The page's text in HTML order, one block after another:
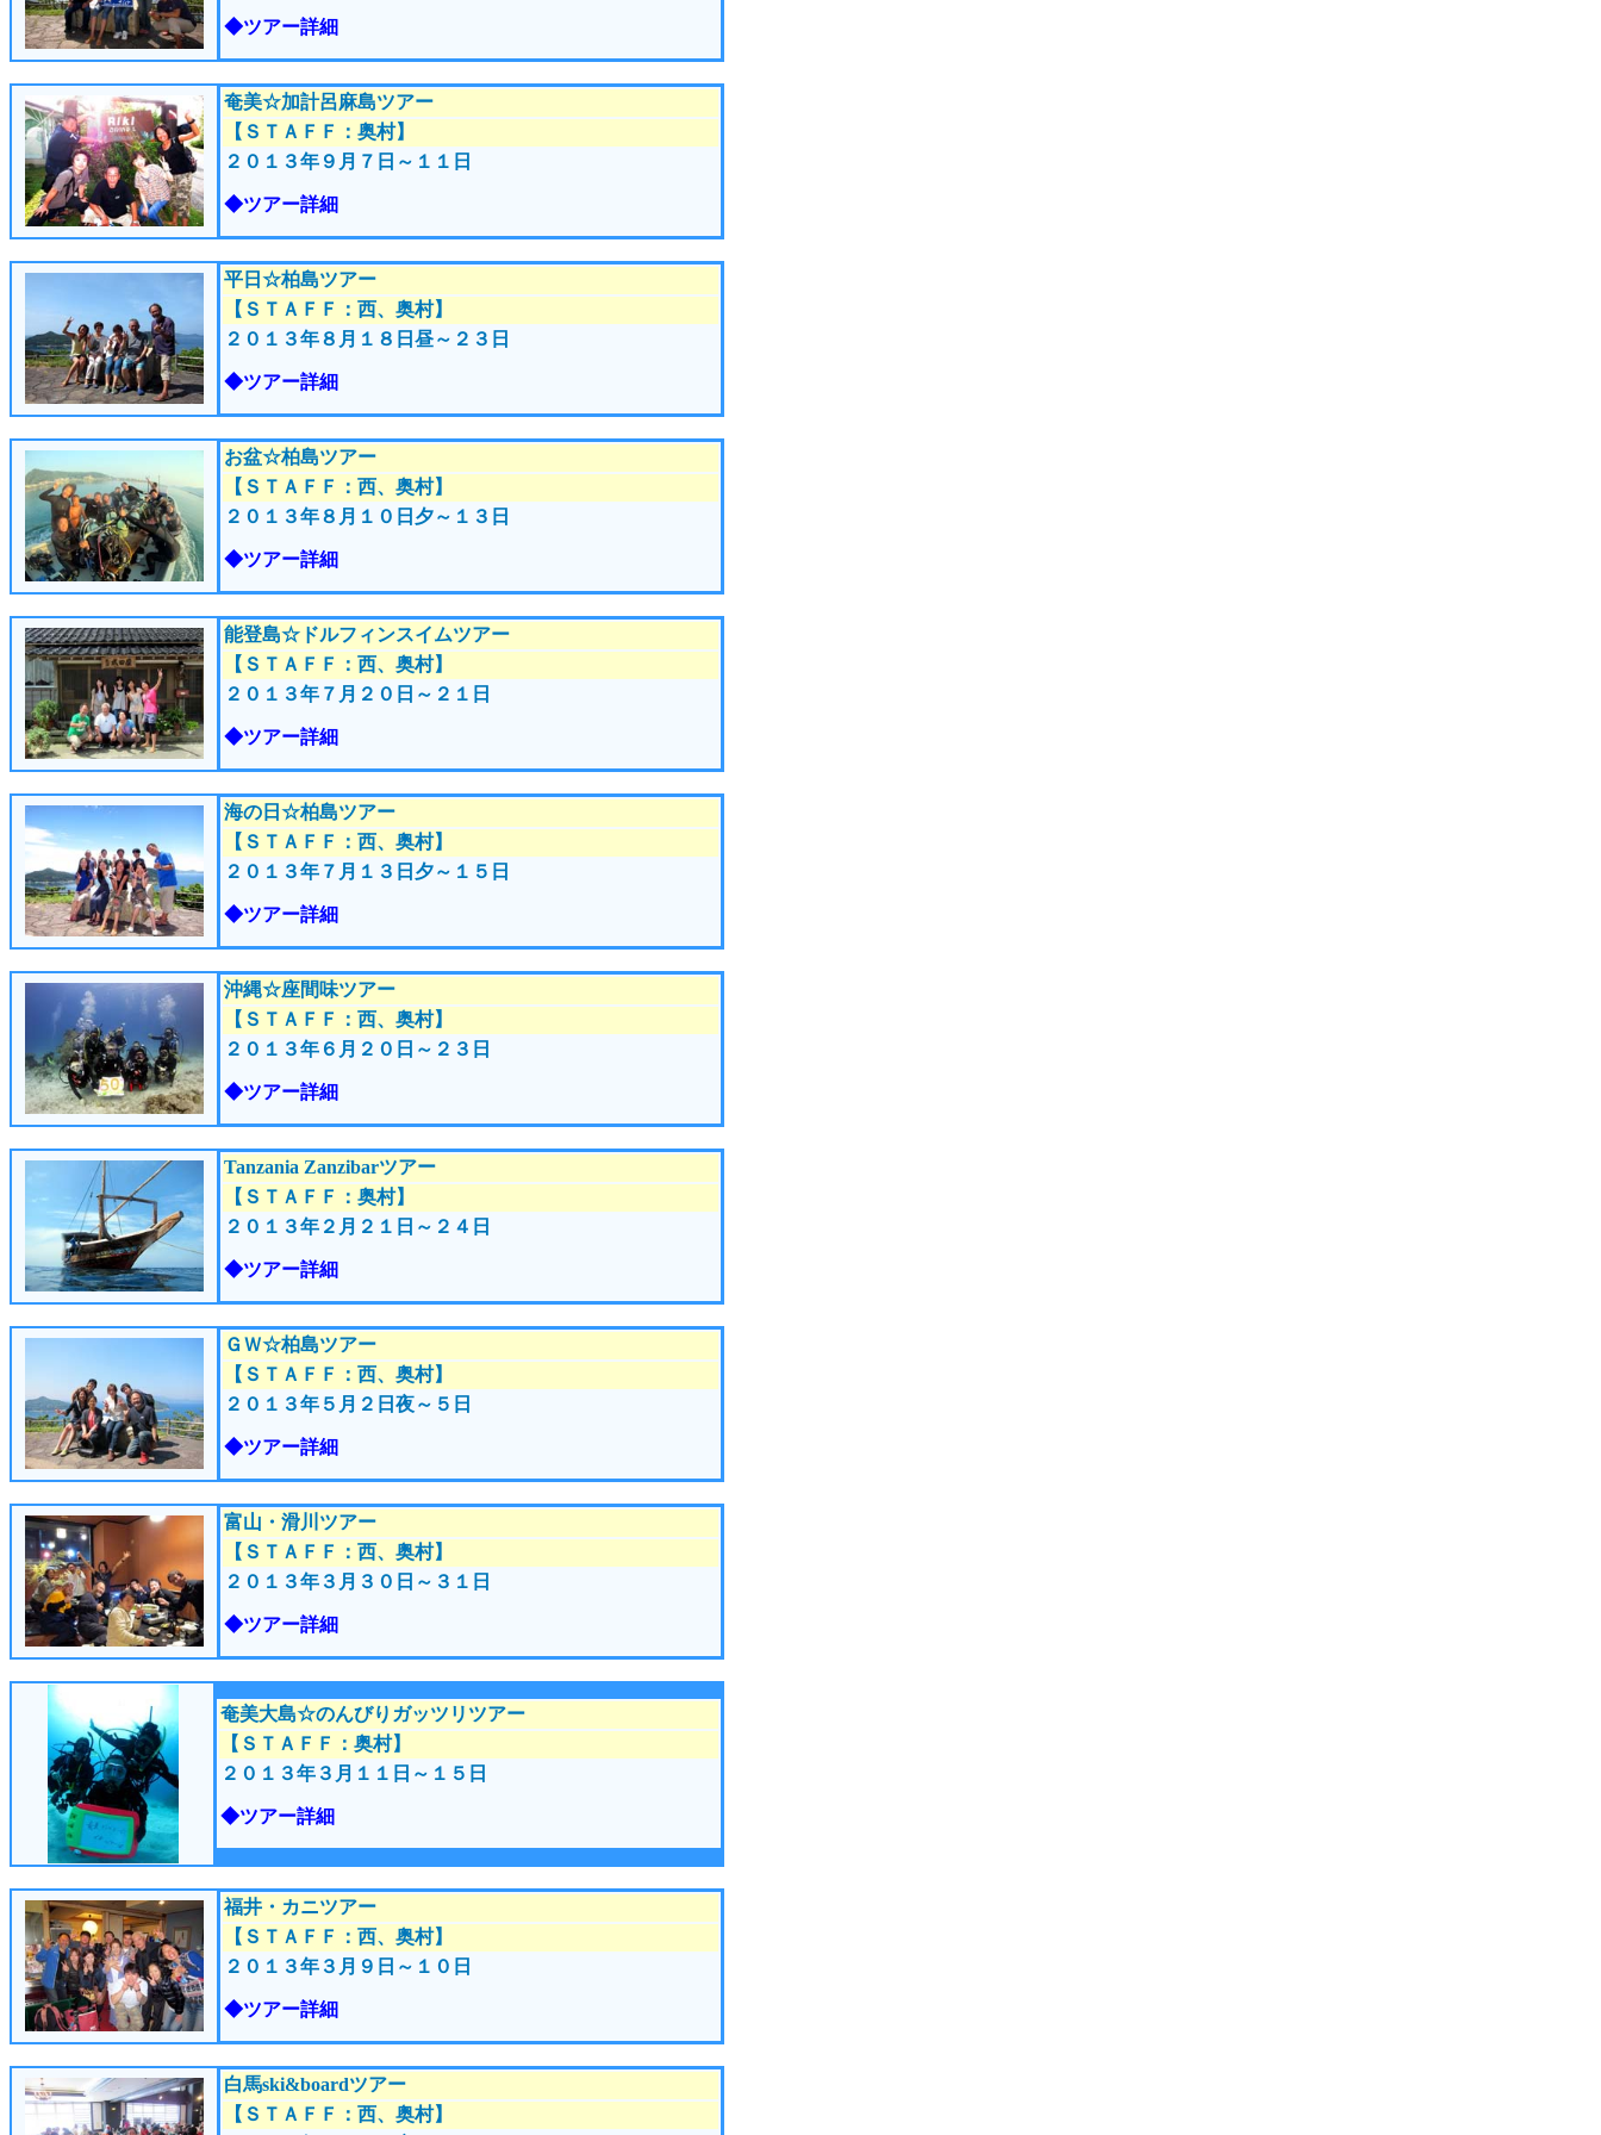
◆ツアー詳細
奄美☆加計呂麻島ツアー
【ＳＴＡＦＦ：奥村】
２０１３年９月７ 日～１１日
◆ツアー詳細
平日☆柏島ツアー
【ＳＴＡＦＦ：西、奥村】
２０１３年８月１８ 日昼～２３日
◆ツアー詳細
お盆☆柏島ツアー
【ＳＴＡＦＦ：西、奥村】
２０１３年８月１０ 日夕～１３日
◆ツアー詳細
能登島☆ドルフィンスイムツアー
【ＳＴＡＦＦ：西、奥村】
２０１３年７月２０ 日～２１日
◆ツアー詳細
海の日☆柏島ツアー
【ＳＴＡＦＦ：西、奥村】
２０１３年７月１３ 日夕～１５日
◆ツアー詳細
沖縄☆座間味ツアー
【ＳＴＡＦＦ：西、奥村】
２０１３年６月２０ 日～２３日
◆ツアー詳細
Tanzania Zanzibarツアー
【ＳＴＡＦＦ：奥村】
２０１３年２月２１ 日～２４日
◆ツアー詳細
ＧＷ☆柏島ツアー
【ＳＴＡＦＦ：西、奥村】
２０１３年５月２ 日夜～５日
◆ツアー詳細
富山・滑川ツアー
【ＳＴＡＦＦ：西、奥村】
２０１３年３月３０ 日～３１日
◆ツアー詳細
奄美大島☆のんびりガッツリツアー
【ＳＴＡＦＦ：奥村】
２０１３年３月１１ 日～１５日
◆ツアー詳細
福井・カニツアー
【ＳＴＡＦＦ：西、奥村】
２０１３年３月９ 日～１０日
◆ツアー詳細
白馬ski&boardツアー
【ＳＴＡＦＦ：西、奥村】